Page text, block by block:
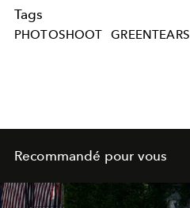
Tags
PHOTOSHOOT GREENTEARS
Recommandé pour vous